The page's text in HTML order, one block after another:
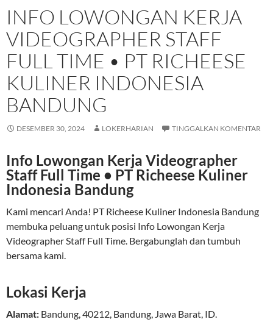
INFO LOWONGAN KERJA
VIDEOGRAPHER STAFF
FULL TIME • PT RICHEESE
KULINER INDONESIA
BANDUNG
DESEMBER 30, 2024 LOKERHARIAN TINGGALKAN KOMENTAR
Info Lowongan Kerja Videographer
Staff Full Time • PT Richeese Kuliner
Indonesia Bandung
Kami mencari Anda! PT Richeese Kuliner Indonesia Bandung
membuka peluang untuk posisi Info Lowongan Kerja
Videographer Staff Full Time. Bergabunglah dan tumbuh
bersama kami.
Lokasi Kerja
Alamat: Bandung,40212, Bandung, Jawa Barat, ID.